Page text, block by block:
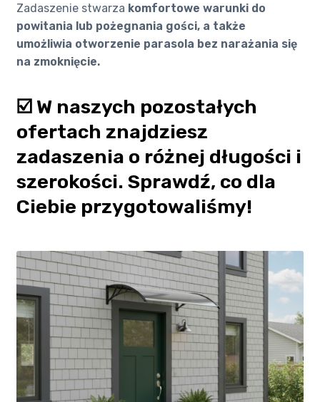
Zadaszenie stwarza komfortowe warunki do
powitania lub pożegnania gości, a także
umożliwia otworzenie parasola bez narażania się
na zmoknięcie.
☑️ W naszych pozostałych
ofertach znajdziesz
zadaszenia o różnej długości i
szerokości. Sprawdź, co dla
Ciebie przygotowaliśmy!